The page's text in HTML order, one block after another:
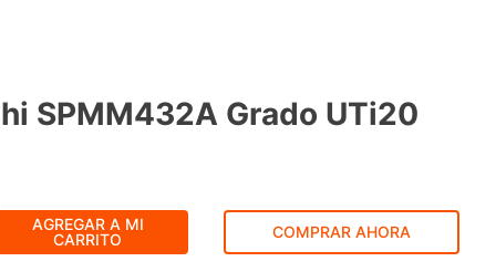
SPMM432A Grado UTi20
AGREGAR A MI
CARRITO
COMPRAR AHORA